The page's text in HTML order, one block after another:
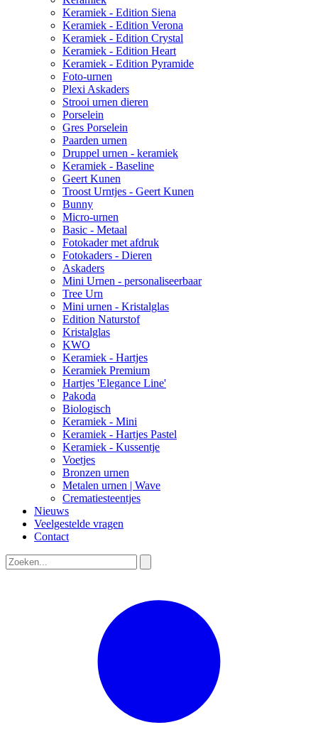
Keramiek - Edition Siena
Keramiek - Edition Verona
Keramiek - Edition Crystal
Keramiek - Edition Heart
Keramiek - Edition Pyramide
Foto-urnen
Plexi Askaders
Strooi urnen dieren
Porselein
Gres Porselein
Paarden urnen
Druppel urnen - keramiek
Keramiek - Baseline
Geert Kunen
Troost Urntjes - Geert Kunen
Bunny
Micro-urnen
Basic - Metaal
Fotokader met afdruk
Fotokaders - Dieren
Askaders
Mini Urnen - personaliseerbaar
Tree Urn
Mini urnen - Kristalglas
Edition Naturstof
Kristalglas
KWO
Keramiek - Hartjes
Keramiek Premium
Hartjes 'Elegance Line'
Pakoda
Biologisch
Keramiek - Mini
Keramiek - Hartjes Pastel
Keramiek - Kussentje
Voetjes
Bronzen urnen
Metalen urnen | Wave
Crematiesteentjes
Nieuws
Veelgestelde vragen
Contact